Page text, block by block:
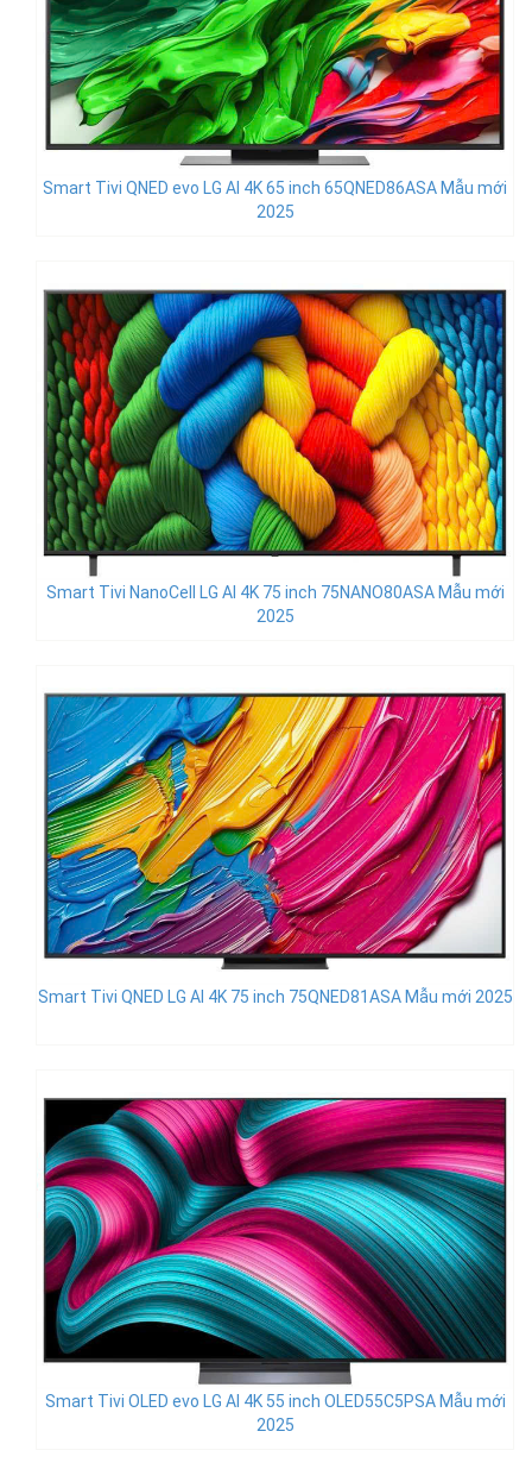
Smart Tivi QNED evo LG AI 4K 65 inch 65QNED86ASA Mẫu mới
2025
Smart Tivi NanoCell LG AI 4K 75 inch 75NANO80ASA Mẫu mới
2025
Smart Tivi QNED LG AI 4K 75 inch 75QNED81ASA Mẫu mới 2025
Smart Tivi OLED evo LG AI 4K 55 inch OLED55C5PSA Mẫu mới
2025